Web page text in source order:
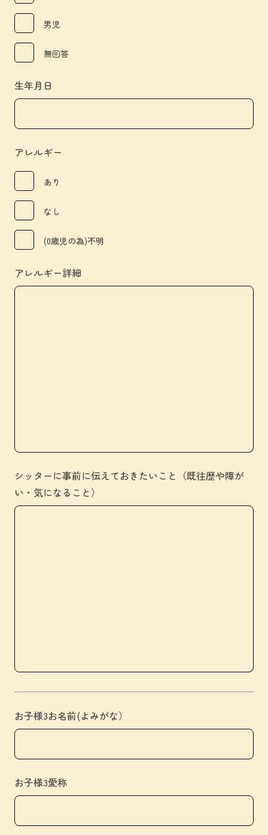
男児
無回答
生年月日
アレルギー
あり
なし
(0歳児の為)不明
アレルギー詳細
シッターに事前に伝えておきたいこと（既往歴や障が
い・気になること）
お子様3お名前(よみがな）
お子様3愛称